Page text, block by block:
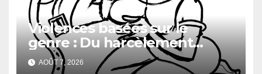
Violences basées sur le
genre : Du harcèlement
sexuel
AOÛT 7, 2026